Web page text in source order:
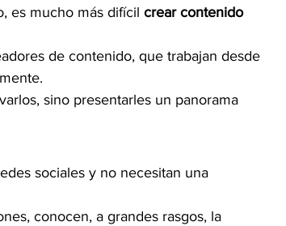
Felicidad Música DJing
es mucho más difícil crear contenido
de contenido, que trabajan desde
sino presentarles un panorama
sociales y no necesitan una
conocen, a grandes rasgos, la